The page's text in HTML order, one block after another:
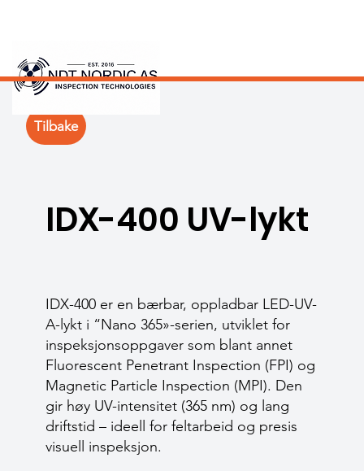
IDX-400 UV-lykt
IDX-400 er en bærbar, oppladbar LED-UV-
A-lykt i “Nano 365»-serien, utviklet for
inspeksjonsoppgaver som blant annet
Fluorescent Penetrant Inspection (FPI) og
Magnetic Particle Inspection (MPI). Den
gir høy UV-intensitet (365 nm) og lang
driftstid – ideell for feltarbeid og presis
visuell inspeksjon.
Tilbake